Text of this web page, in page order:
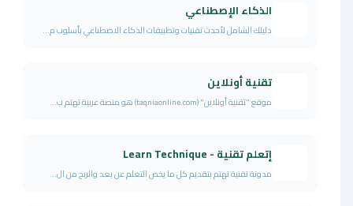
الذكاء الإصطناعي
دليلك الشامل لأحدث تقنيات وتطبيقات الذكاء الاصطناعي بأسلوب م...
تقنية أونلاين
موقع "تقنية أونلاين" (taqniaonline.com) هو منصة عربية تهتم ب...
إتعلم تقنية - Learn Technique
مدونة تقنية تهتم بتقديم كل ما يخص التعلم عن بعد والربح من ال...